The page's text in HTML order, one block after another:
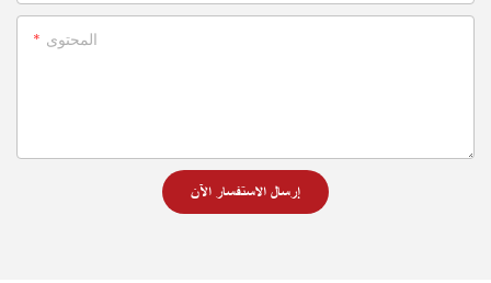
المحتوى
إرسال الاستفسار الآن